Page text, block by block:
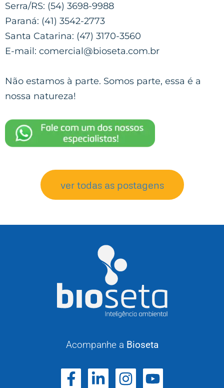
Serra/RS: (54) 3698-9988
Paraná: (41) 3542-2773
Santa Catarina: (47) 3170-3560
E-mail: comercial@bioseta.com.br
Não estamos à parte. Somos parte, essa é a
nossa natureza!
ver todas as postagens
Acompanhe a Bioseta